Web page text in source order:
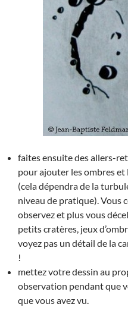
faites ensuite des allers-
pour ajouter les ombres
(cela dépendra de la
niveau de pratique). Vous
observez et plus vous
petits cratères, jeux
voyez pas un détail de la
!
mettez votre dessin au
observation pendant que
que vous avez vu.